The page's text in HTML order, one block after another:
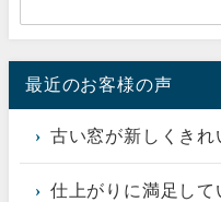
最近のお客様の声
古い窓が新しくきれ
仕上がりに満足して